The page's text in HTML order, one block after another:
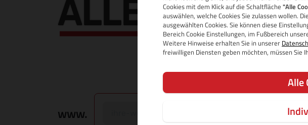
Cookies mit dem Klick auf die Schaltfläche "Alle
auswählen, welche Cookies Sie zulassen wollen.
ausgewählten Cookies. Sie können diese
Bereich Cookie Einstellungen, im Fußbereich
Weitere Hinweise erhalten Sie in unserer
freiwilligen Diensten geben möchten, müssen Sie
Alle
ALLE INFOS
www. JETZT